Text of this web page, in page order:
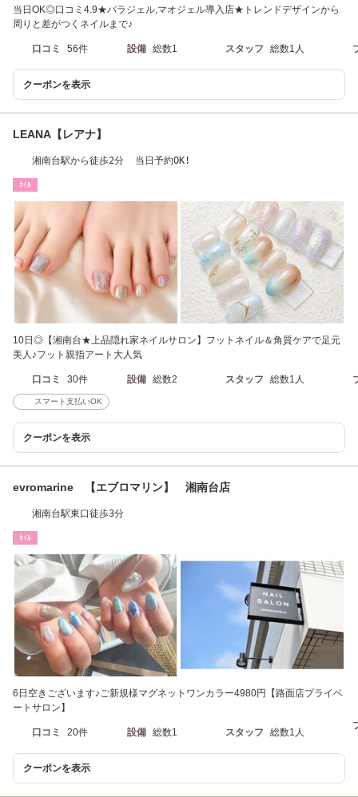
当日OK◎口コミ4.9★パラジェル,マオジェル導入店★トレンドデザインから
周りと差がつくネイルまで♪
口コミ 56件 設備 総数1 スタッフ 総数1人
クーポンを表示
LEANA【レアナ】
湘南台駅から徒歩2分 当日予約OK!
ﾈｲﾙ
10日◎【湘南台★上品隠れ家ネイルサロン】フットネイル＆角質ケアで足元
美人♪フット親指アート大人気
口コミ 30件 設備 総数2 スタッフ 総数1人
スマート支払いOK
クーポンを表示
evromarine 【エブロマリン】 湘南台店
湘南台駅東口徒歩3分
ﾈｲﾙ
6日空きございます♪ご新規様マグネットワンカラー4980円【路面店プライベ
ートサロン】
口コミ 20件 設備 総数1 スタッフ 総数1人
クーポンを表示